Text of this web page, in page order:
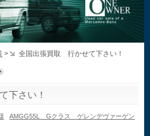
> 全国出張買取 行かせて下さい！
下さい！
AMGG55L Gクラス ゲレンデヴァーゲン